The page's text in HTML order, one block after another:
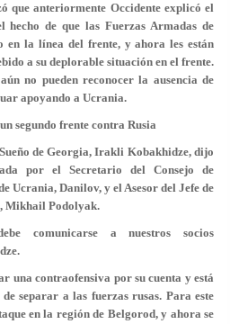
que anteriormente Occidente explicó el
de que las Fuerzas Armadas de
en la línea del frente, y ahora les están
a su deplorable situación en el frente.
no pueden reconocer la ausencia de
apoyando a Ucrania.
segundo frente contra Rusia
de Georgia, Irakli Kobakhidze, dijo
por el Secretario del Consejo de
Ucrania, Danilov, y el Asesor del Jefe de
Mikhail Podolyak.
comunicarse a nuestros socios
una contraofensiva por su cuenta y está
separar a las fuerzas rusas. Para este
en la región de Belgorod, y ahora se